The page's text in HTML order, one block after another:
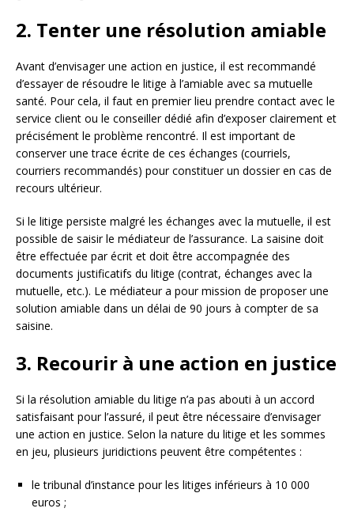
2. Tenter une résolution amiable
Avant d’envisager une action en justice, il est recommandé
d’essayer de résoudre le litige à l’amiable avec sa mutuelle
santé. Pour cela, il faut en premier lieu prendre contact avec le
service client ou le conseiller dédié afin d’exposer clairement et
précisément le problème rencontré. Il est important de
conserver une trace écrite de ces échanges (courriels,
courriers recommandés) pour constituer un dossier en cas de
recours ultérieur.
Si le litige persiste malgré les échanges avec la mutuelle, il est
possible de saisir le médiateur de l’assurance. La saisine doit
être effectuée par écrit et doit être accompagnée des
documents justificatifs du litige (contrat, échanges avec la
mutuelle, etc.). Le médiateur a pour mission de proposer une
solution amiable dans un délai de 90 jours à compter de sa
saisine.
3. Recourir à une action en justice
Si la résolution amiable du litige n’a pas abouti à un accord
satisfaisant pour l’assuré, il peut être nécessaire d’envisager
une action en justice. Selon la nature du litige et les sommes
en jeu, plusieurs juridictions peuvent être compétentes :
le tribunal d’instance pour les litiges inférieurs à 10 000
euros ;